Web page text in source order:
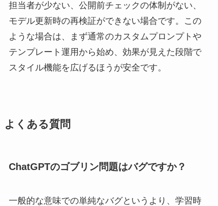
担当者が少ない、公開前チェックの体制がない、
モデル更新時の再検証ができない場合です。この
ような場合は、まず通常のカスタムプロンプトや
テンプレート運用から始め、効果が見えた段階で
スタイル機能を広げるほうが安全です。
よくある質問
ChatGPTのゴブリン問題はバグですか？
一般的な意味での単純なバグというより、学習時